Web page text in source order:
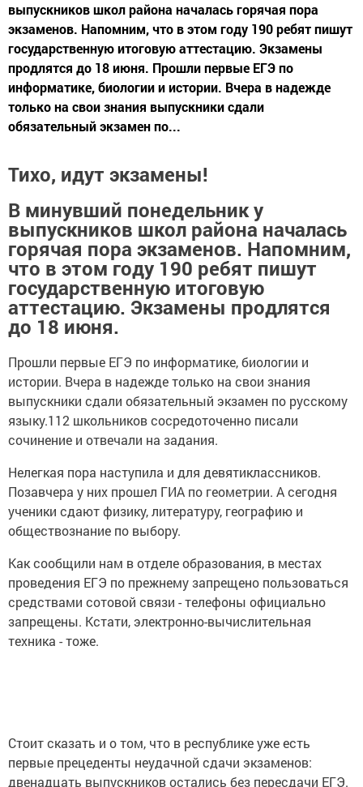
выпускников школ района началась горячая пора
экзаменов. Напомним, что в этом году 190 ребят пишут
государственную итоговую аттестацию. Экзамены
продлятся до 18 июня. Прошли первые ЕГЭ по
информатике, биологии и истории. Вчера в надежде
только на свои знания выпускники сдали
обязательный экзамен по...
Тихо, идут экзамены!
В минувший понедельник у
выпускников школ района началась
горячая пора экзаменов. Напомним,
что в этом году 190 ребят пишут
государственную итоговую
аттестацию. Экзамены продлятся
до 18 июня.
Прошли первые ЕГЭ по информатике, биологии и
истории. Вчера в надежде только на свои знания
выпускники сдали обязательный экзамен по русскому
языку.112 школьников сосредоточенно писали
сочинение и отвечали на задания.
Нелегкая пора наступила и для девятиклассников.
Позавчера у них прошел ГИА по геометрии. А сегодня
ученики сдают физику, литературу, географию и
обществознание по выбору.
Как сообщили нам в отделе образования, в местах
проведения ЕГЭ по прежнему запрещено пользоваться
средствами сотовой связи - телефоны официально
запрещены. Кстати, электронно-вычислительная
техника - тоже.
Стоит сказать и о том, что в республике уже есть
первые прецеденты неудачной сдачи экзаменов:
двенадцать выпускников остались без пересдачи ЕГЭ.